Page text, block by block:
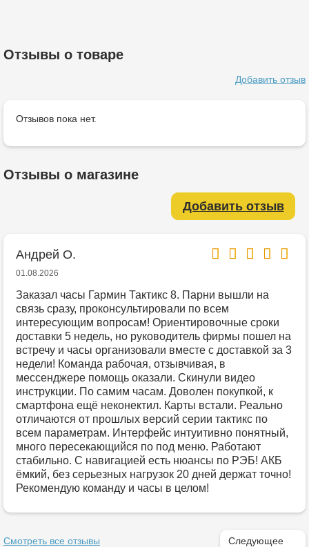
Отзывы о товаре
Добавить отзыв
Отзывов пока нет.
Отзывы о магазине
Добавить отзыв
Андрей О.
01.08.2026
Заказал часы Гармин Тактикс 8. Парни вышли на
связь сразу, проконсультировали по всем
интересующим вопросам! Ориентировочные сроки
доставки 5 недель, но руководитель фирмы пошел на
встречу и часы организовали вместе с доставкой за 3
недели! Команда рабочая, отзывчивая, в
мессенджере помощь оказали. Скинули видео
инструкции. По самим часам. Доволен покупкой, к
смартфона ещё неконектил. Карты встали. Реально
отличаются от прошлых версий серии тактикс по
всем параметрам. Интерфейс интуитивно понятный,
много пересекающийся по под меню. Работают
стабильно. С навигацией есть нюансы по РЭБ! АКБ
ёмкий, без серьезных нагрузок 20 дней держат точно!
Рекомендую команду и часы в целом!
Смотреть все отзывы Следующее